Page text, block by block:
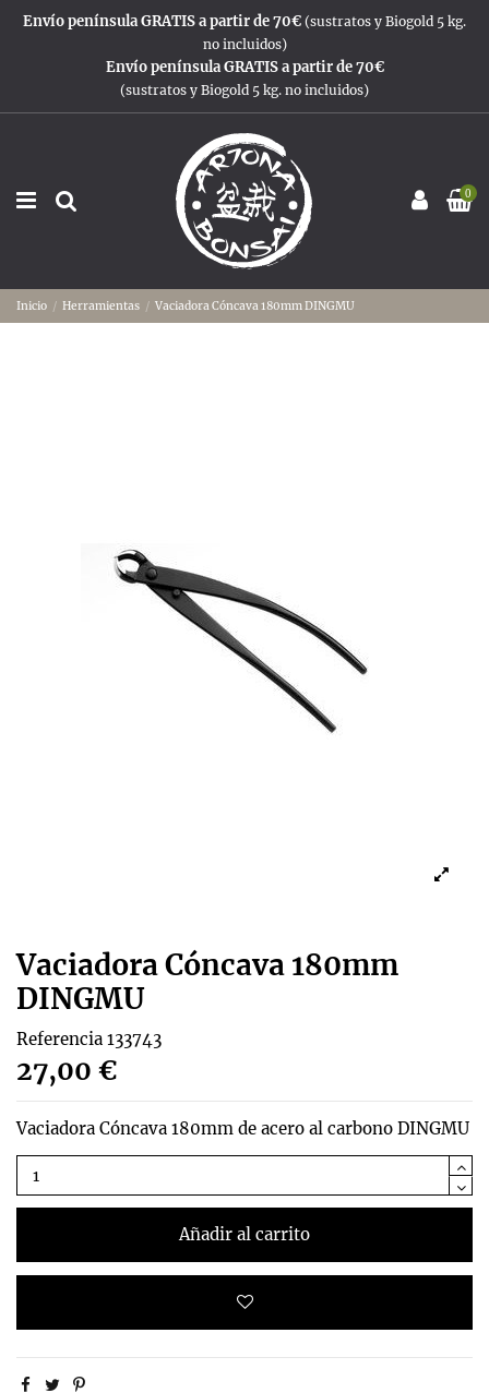
Envío península GRATIS a partir de 70€ (sustratos y Biogold 5 kg.
no incluidos)
Envío península GRATIS a partir de 70€
(sustratos y Biogold 5 kg. no incluidos)
0
Inicio Herramientas Vaciadora Cóncava 180mm DINGMU
Vaciadora Cóncava 180mm
DINGMU
Referencia 133743
27,00 €
Vaciadora Cóncava 180mm de acero al carbono DINGMU
Añadir al carrito